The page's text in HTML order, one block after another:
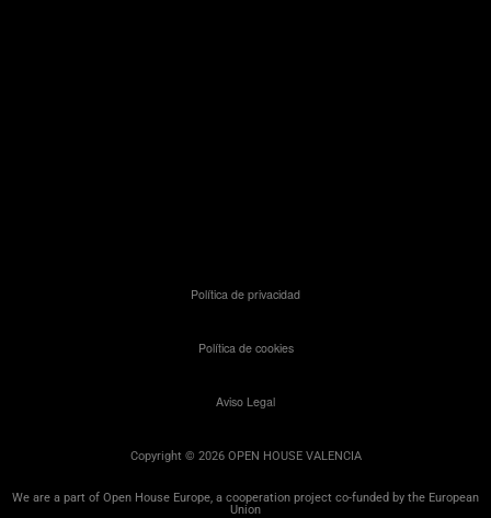
Política de privacidad
Política de cookies
Aviso Legal
Copyright © 2026 OPEN HOUSE VALENCIA
We are a part of Open House Europe, a cooperation project co-funded by the European
Union